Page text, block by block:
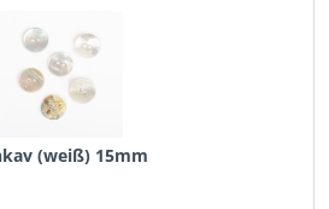
(weiß) 15mm